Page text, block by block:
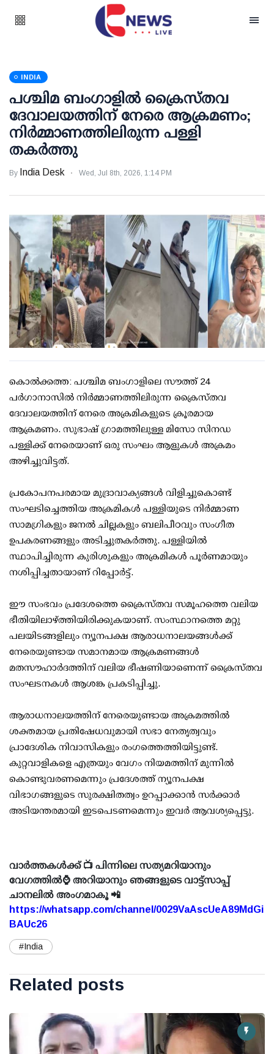
INDIA
പശ്ചിമ ബംഗാളിൽ ക്രൈസ്തവ
ദേവാലയത്തിന് നേരെ ആക്രമണം;
നിർമ്മാണത്തിലിരുന്ന പള്ളി
തകർത്തു
By India Desk Wed, Jul 8th, 2026, 1:14 PM
കൊൽക്കത്ത: പശ്ചിമ ബംഗാളിലെ സൗത്ത് 24
പർഗാനാസിൽ നിർമ്മാണത്തിലിരുന്ന ക്രൈസ്തവ
ദേവാലയത്തിന് നേരെ അക്രമികളുടെ ക്രൂരമായ
ആക്രമണം. സുഭാഷ് ഗ്രാമത്തിലുള്ള മിസോ സിനഡ
പള്ളിക്ക് നേരെയാണ് ഒരു സംഘം ആളുകൾ അക്രമം
അഴിച്ചുവിട്ടത്.
പ്രകോപനപരമായ മുദ്രാവാക്യങ്ങൾ വിളിച്ചുകൊണ്ട്
സംഘടിച്ചെത്തിയ അക്രമികൾ പള്ളിയുടെ നിർമ്മാണ
സാമഗ്രികളും ജനൽ ചില്ലകളും ബലിപീഠവും സംഗീത
ഉപകരണങ്ങളും അടിച്ചുതകർത്തു. പള്ളിയിൽ
സ്ഥാപിച്ചിരുന്ന കുരിശുകളും അക്രമികൾ പൂർണമായും
നശിപ്പിച്ചതായാണ് റിപ്പോർട്ട്.
ഈ സംഭവം പ്രദേശത്തെ ക്രൈസ്തവ സമൂഹത്തെ വലിയ
ഭീതിയിലാഴ്ത്തിയിരിക്കുകയാണ്. സംസ്ഥാനത്തെ മറ്റു
പലയിടങ്ങളിലും ന്യൂനപക്ഷ ആരാധനാലയങ്ങൾക്ക്
നേരെയുണ്ടായ സമാനമായ ആക്രമണങ്ങൾ
മതസൗഹാർദത്തിന് വലിയ ഭീഷണിയാണെന്ന് ക്രൈസ്തവ
സംഘടനകൾ ആശങ്ക പ്രകടിപ്പിച്ചു.
ആരാധനാലയത്തിന് നേരെയുണ്ടായ അക്രമത്തിൽ
ശക്തമായ പ്രതിഷേധവുമായി സഭാ നേതൃത്വവും
പ്രാദേശിക നിവാസികളും രംഗത്തെത്തിയിട്ടുണ്ട്.
കുറ്റവാളികളെ എത്രയും വേഗം നിയമത്തിന് മുന്നിൽ
കൊണ്ടുവരണമെന്നും പ്രദേശത്ത് ന്യൂനപക്ഷ
വിഭാഗങ്ങളുടെ സുരക്ഷിതത്വം ഉറപ്പാക്കാൻ സർക്കാർ
അടിയന്തരമായി ഇടപെടണമെന്നും ഇവർ ആവശ്യപ്പെട്ടു.
വാർത്തകൾക്ക് 📺 പിന്നിലെ സത്യമറിയാനും
വേഗത്തിൽ⌚ അറിയാനും ഞങ്ങളുടെ വാട്ട്സാപ്പ്
ചാനലിൽ അംഗമാകൂ 📲
https://whatsapp.com/channel/0029VaAscUeA89MdGi
BAUc26
#India
Related posts